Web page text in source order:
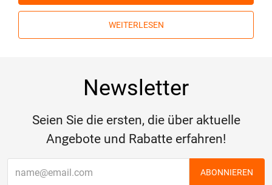
WEITERLESEN
Newsletter
Seien Sie die ersten, die über aktuelle
Angebote und Rabatte erfahren!
ABONNIEREN